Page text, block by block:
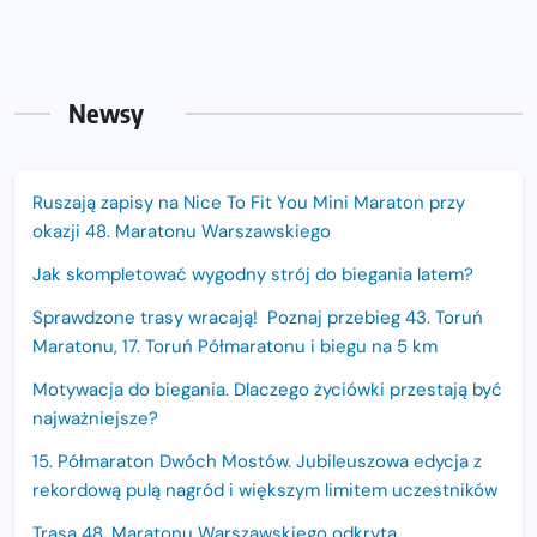
Newsy
Ruszają zapisy na Nice To Fit You Mini Maraton przy
okazji 48. Maratonu Warszawskiego
Jak skompletować wygodny strój do biegania latem?
Sprawdzone trasy wracają! Poznaj przebieg 43. Toruń
Maratonu, 17. Toruń Półmaratonu i biegu na 5 km
Motywacja do biegania. Dlaczego życiówki przestają być
najważniejsze?
15. Półmaraton Dwóch Mostów. Jubileuszowa edycja z
rekordową pulą nagród i większym limitem uczestników